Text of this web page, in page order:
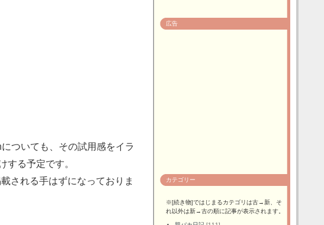
ついても、その試用感をイラ
する予定です。
される手はずになっておりま
広告
カテゴリー
※[続き物]ではじまるカテゴリは古→新、そ
れ以外は新→古の順に記事が表示されます。